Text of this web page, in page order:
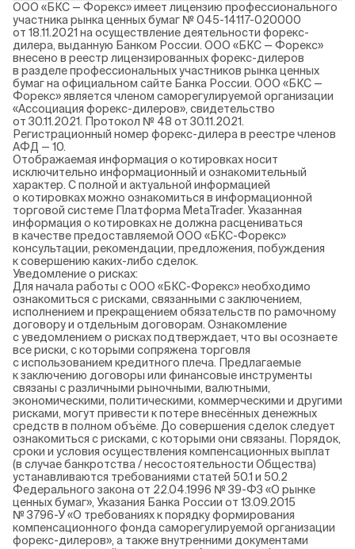
ООО «БКС — Форекс» имеет лицензию профессионального
участника рынка ценных бумаг № 045-14117-020000
от 18.11.2021 на осуществление деятельности форекс-
дилера, выданную Банком России. ООО «БКС — Форекс»
внесено в реестр лицензированных форекс-дилеров
в разделе профессиональных участников рынка ценных
бумаг на официальном сайте Банка России. ООО «БКС —
Форекс» является членом саморегулируемой организации
«Ассоциация форекс-дилеров», свидетельство
от 30.11.2021. Протокол № 48 от 30.11.2021.
Регистрационный номер форекс-дилера в реестре членов
АФД — 10.
Отображаемая информация о котировках носит
исключительно информационный и ознакомительный
характер. С полной и актуальной информацией
о котировках можно ознакомиться в информационной
торговой системе Платформа MetaTrader. Указанная
информация о котировках не должна расцениваться
в качестве предоставляемой ООО «БКС-Форекс»
консультации, рекомендации, предложения, побуждения
к совершению каких-либо сделок.
Уведомление о рисках:
Для начала работы с ООО «БКС-Форекс» необходимо
ознакомиться с рисками, связанными с заключением,
исполнением и прекращением обязательств по рамочному
договору и отдельным договорам. Ознакомление
с уведомлением о рисках подтверждает, что вы осознаете
все риски, с которыми сопряжена торговля
с использованием кредитного плеча. Предлагаемые
к заключению договоры или финансовые инструменты
связаны с различными рыночными, валютными,
экономическими, политическими, коммерческими и другими
рисками, могут привести к потере внесённых денежных
средств в полном объёме. До совершения сделок следует
ознакомиться с рисками, с которыми они связаны. Порядок,
сроки и условия осуществления компенсационных выплат
(в случае банкротства / несостоятельности Общества)
устанавливаются требованиями статей 50.1 и 50.2
Федерального закона от 22.04.1996 № 39-ФЗ «О рынке
ценных бумаг», Указания Банка России от 13.09.2015
№ 3796-У «О требованиях к порядку формирования
компенсационного фонда саморегулируемой организации
форекс-дилеров», а также внутренними документами